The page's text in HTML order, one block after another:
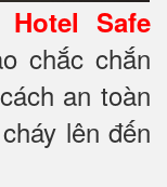
Hotel Safe
chắc chắn
an toàn
lên đến